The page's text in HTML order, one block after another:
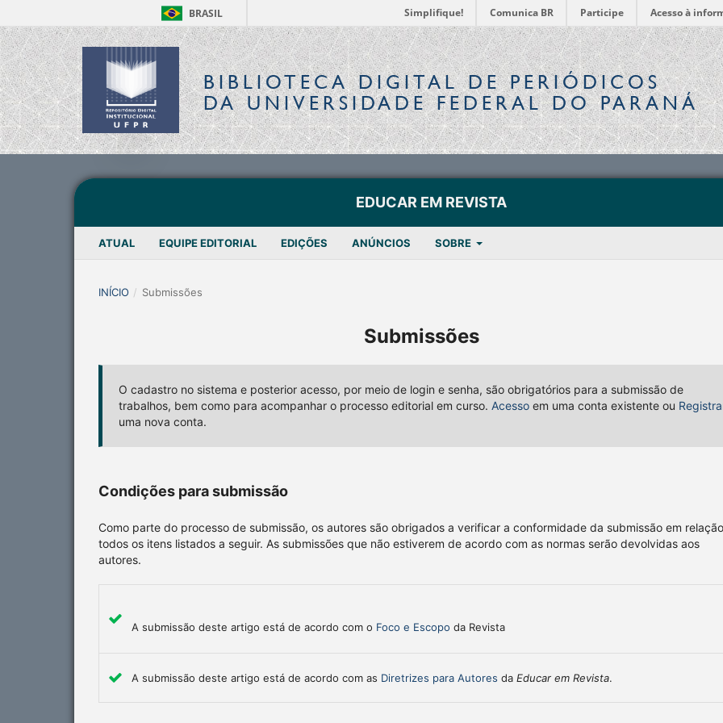
BRASIL Simplifique! Comunica BR Participe Acesso à
BIBLIOTECA DIGITALDE PERIÓDICOS
DA UNIVERSIDADE FEDERAL DO PARANÁ
EDUCAR EM REVISTA
ATUAL EQUIPE EDITORIAL EDIÇÕES ANÚNCIOS SOBRE
INÍCIO / Submissões
Submissões
O cadastro no sistema e posterior acesso, por meio de login e senha, são obrigatórios para a submissão de
trabalhos, bem como para acompanhar o processo editorial em curso. Acesso em uma conta existente ou
uma nova conta.
Condições para submissão
Como parte do processo de submissão, os autores são obrigados a verificar a conformidade da submissão em
todos os itens listados a seguir. As submissões que não estiverem de acordo com as normas serão devolvidas aos
autores.
A submissão deste artigo está de acordo com o Foco e Escopo da Revista
A submissão deste artigo está de acordo com as Diretrizes para Autores da Educar em Revista.